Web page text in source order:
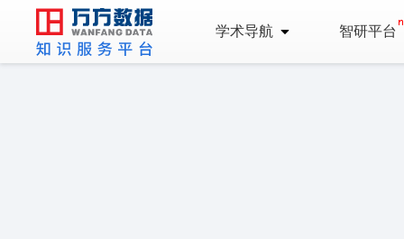
学术导航 智研平台